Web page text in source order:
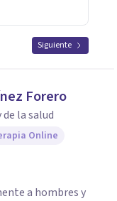
Siguiente
Forero
la salud
Online
a hombres y